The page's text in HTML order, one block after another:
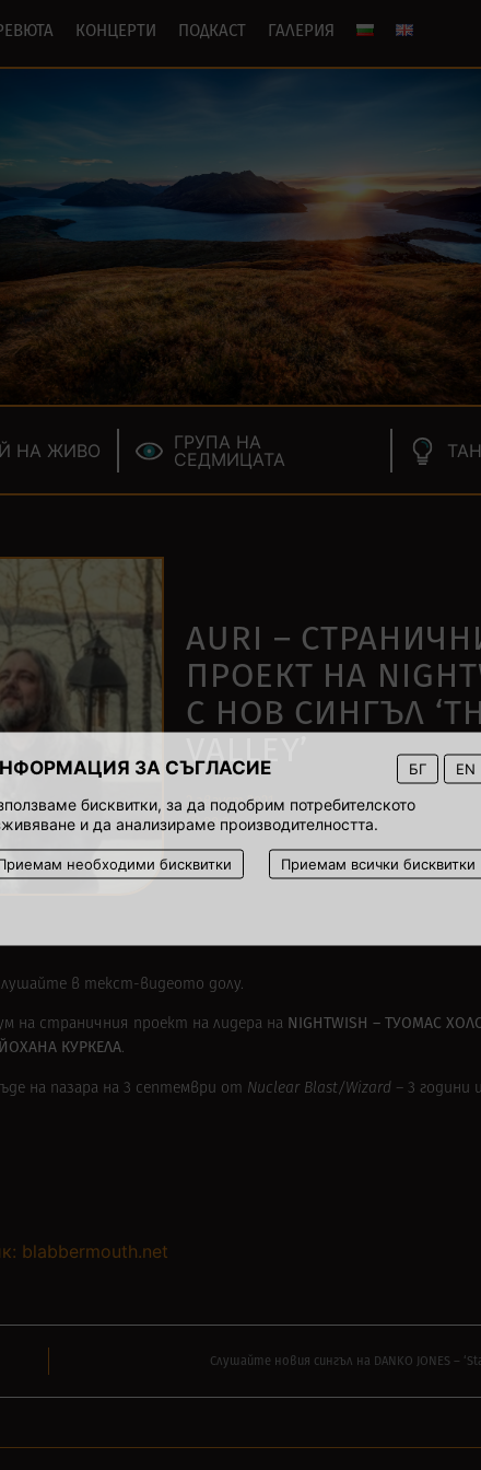
ЗА СЪГЛАСИЕ БГ EN
бисквитки, за да подобрим потребителското
и да анализираме производителността.
необходими бисквитки Приемам всички бисквитки
КОНЦЕРТИ ПОДКАСТ ГАЛЕРИЯ
НА ЖИВО
ГРУПА НА
СЕДМИЦАТА
AURI –
ПРОЕКТ НА
С НОВ СИНГЪЛ
VALLEY’
2 август 2021
00:04
в текст-видеото долу.
на страничния проект на лидера на NIGHTWISH – ТУОМАС
ЙОХАНА КУРКЕЛА.
на пазара на 3 септември от Nuclear Blast/Wizard – 3 години
blabbermouth.net
Слушайте новия сингъл на DANKO JONES –